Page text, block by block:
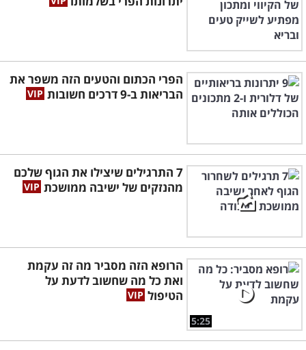
הפרי הכתום והטעים הזה משפר את
הבריאות ב-9 דרכים חשובות
7 התרגילים שיצילו את הגוף שלכם
מהנזקים של ישיבה ממושכת
5:25
הרופא הזה מסביר מה זה עקמת
ואת כל מה שחשוב לדעת על
הטיפול